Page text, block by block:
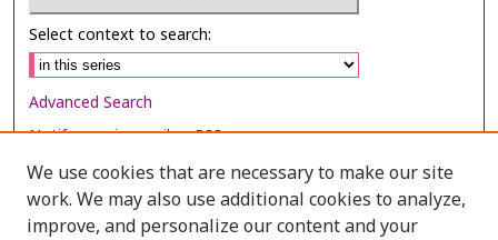
Select context to search:
Advanced Search
Notify me via email orRSS
Browse
Collections
We use cookies that are necessary to make our site
work. We may also use additional cookies to analyze,
improve, and personalize our content and your